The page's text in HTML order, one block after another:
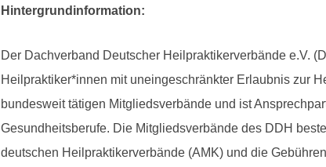
Hintergrundinformation:
Der Dachverband Deutscher Heilpraktikerverbände e.V.
Heilpraktiker*innen mit uneingeschränkter Erlaubnis zur
bundesweit tätigen Mitgliedsverbände und ist
Gesundheitsberufe. Die Mitgliedsverbände des DDH
deutschen Heilpraktikerverbände (AMK) und die